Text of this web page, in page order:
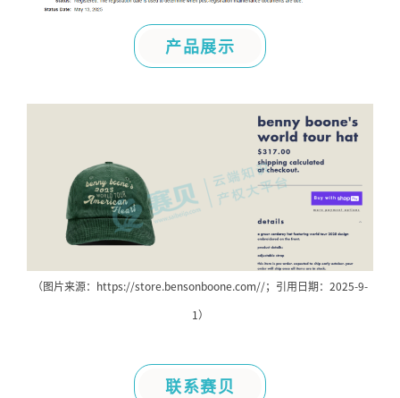
产品展示
（图片来源：https://store.bensonboone.com//；引用日期：2025-9-
1）
联系赛贝